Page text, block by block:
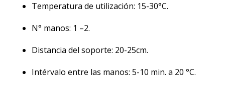
Temperatura de utilización: 15-30°C.
N° manos: 1 –2.
Distancia del soporte: 20-25cm.
Intérvalo entre las manos: 5-10 min. a 20 °C.